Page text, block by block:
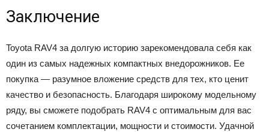
Заключение
Toyota RAV4 за долгую историю зарекомендовала себя как
один из самых надежных компактных внедорожников. Ее
покупка — разумное вложение средств для тех, кто ценит
качество и безопасность. Благодаря широкому модельному
ряду, вы сможете подобрать RAV4 с оптимальным для вас
сочетанием комплектации, мощности и стоимости. Удачной